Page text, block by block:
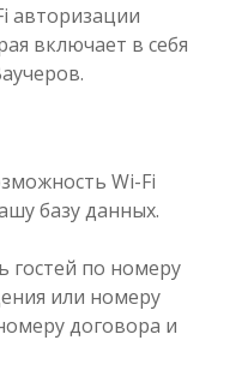
авторизации
включает в себя
Wi-Fi
базу данных.
гостей по номеру
или номеру
договора и